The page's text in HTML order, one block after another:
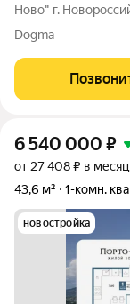
Ново" г.
площадью 30.7 кв.м.,
для комфортной
становится
Dogma
6 540 000 ₽
от 27 408 ₽ в месяц
43,6 м²
1-комн.
новостройка